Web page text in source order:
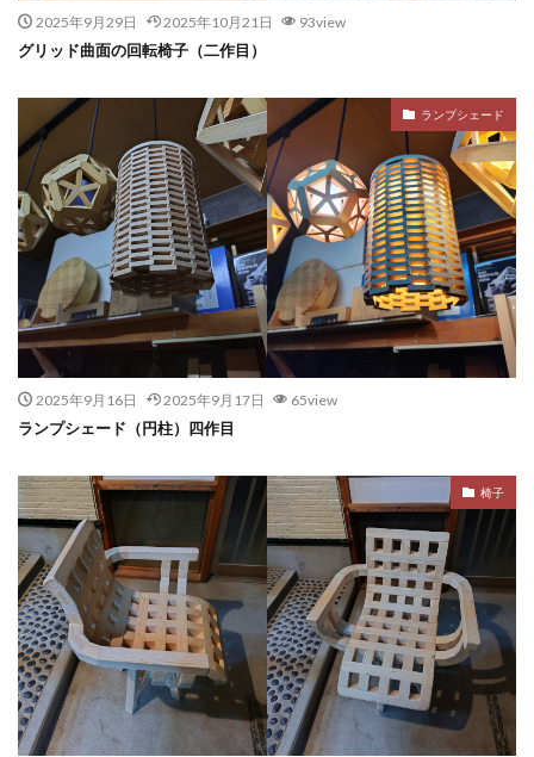
2025年9月29日 2025年10月21日 93view
グリッド曲面の回転椅子（二作目）
ランプシェード
2025年9月16日 2025年9月17日 65view
ランプシェード（円柱）四作目
椅子